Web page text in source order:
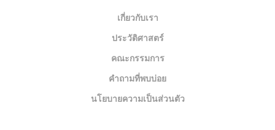
เกี่ยวกับเรา
ประวัติศาสตร์
คณะกรรมการ
คำถามที่พบบ่อย
นโยบายความเป็นส่วนตัว